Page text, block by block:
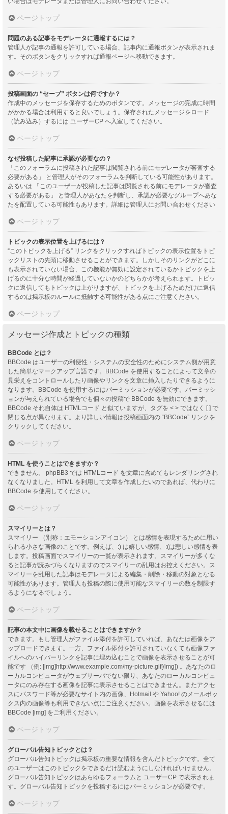
ページトップ
問題のある記事をモデレータに通報するには？
管理人が記事の通報を許可している場合、記事内に通報ボタンが表示されま
す。そのボタンをクリックすれば通報ページへ移動できます。
ページトップ
投稿画面の “セーブ” ボタンは何ですか？
作成中のメッセージを保存するためのボタンです。メッセージの完成に時間
がかかる場合は利用すると良いでしょう。保存されたメッセージをロード
（読み込み）するには ユーザーCP へ入室してください。
ページトップ
なぜ投稿した記事に承認が必要なの？
「このフォーラムに投稿された記事は閲覧される前にモデレータが審査する
必要がある」 と管理人がそのフォーラムを判断している可能性があります。
あるいは 「このユーザーが投稿した記事は閲覧される前にモデレータが審査
する必要がある」 と管理人があなたを判断し、承認が必要なグループへあな
たを配置している可能性もあります。詳細は管理人にお問い合わせください
ページトップ
トピックの表示位置を上げるには？
“このトピックを上げる” リンクをクリックすればトピックの表示位置をトピ
ックリストの先頭に移動させることができます。しかしそのリンクがどこに
も表示されていない場合、この機能が無効に設定されているかトピックを上
げるのに十分な時間が経過していないかのどちらかが考えられます。トピッ
クに返信してもトピックは上がりますが、トピックを上げるためだけに返信
するのは掲示板のルールに抵触する可能性がある点にご注意ください。
ページトップ
メッセージ作成とトピックの種類
BBCode とは？
BBCode はユーザーの利便性・システムの安全性のためにシステム側が用意
した簡単なマークアップ言語です。BBCode を使用することによって文章の
見栄えをコントロールしたり画像やリンクを文章に挿入したりできるように
なります。BBCode を使用するにはパーミッションが必要です。パーミッシ
ョンが与えられている場合でも個々の投稿で BBCode を無効にできます。
BBCode それ自体は HTMLコード と似ていますが、タグを < > ではなく [ ] で
閉じる点が異なります。より詳しい情報は投稿画面内の “BBCode” リンクを
クリックしてください。
ページトップ
HTML を使うことはできますか？
できません。 phpBB3 では HTMLコード を文章に含めてもレンダリングされ
なくなりました。HTML を利用して文章を作成したいのであれば、代わりに
BBCode を使用してください。
ページトップ
スマイリーとは？
スマイリー （別称：エモーションアイコン） とは感情を表現するために用い
られる小さな画像のことです。例えば、:) は嬉しい感情、:(は悲しい感情を表
します。投稿画面でスマイリーの一覧が表示されます。スマイリーが多くな
ると記事が読みづらくなりますのでスマイリーの乱用はお控えください。ス
マイリーを乱用した記事はモデレータによる編集・削除・移動の対象となる
可能性があります。管理人も投稿の際に使用可能なスマイリーの数を制限す
るようになるでしょう。
ページトップ
記事の本文中に画像を載せることはできますか？
できます。もし管理人がファイル添付を許可していれば、あなたは画像をア
ップロードできます。一方、ファイル添付を許可されていなくても画像ファ
イルへのハイパーリンクを記事に埋め込むことで画像を表示させることが可
能です （例: [img]http://www.example.com/my-picture.gif[/img]) 。あなたのロ
ーカルコンピュータがウェブサーバでない限り、あなたのローカルコンピュ
ータにのみ存在する画像を記事に表示させることはできません。またアクセ
スにパスワード等が必要なサイト内の画像、Hotmail や Yahoo! のメールボッ
クス内の画像等も利用できない点にご注意ください。画像を表示させるには
BBCode [img] をご利用ください。
ページトップ
グローバル告知トピックとは？
グローバル告知トピックは掲示板の重要な情報を含んだトピックです。全て
のユーザーはこのトピックをできるだけ読むようにしなければいけません。
グローバル告知トピックはあらゆるフォーラムと ユーザーCP で表示されま
す。グローバル告知トピックを投稿するにはパーミッションが必要です。
ページトップ